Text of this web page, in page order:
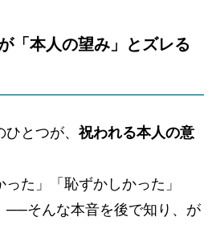
「本人の望み」とズレる
とつが、 祝われる本人の意
った」「恥ずかしかった」
──そんな本音を後で知り、が